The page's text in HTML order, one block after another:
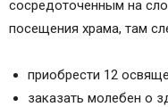
сосредоточенным на
посещения храма, там
приобрести 12
заказать молебен о